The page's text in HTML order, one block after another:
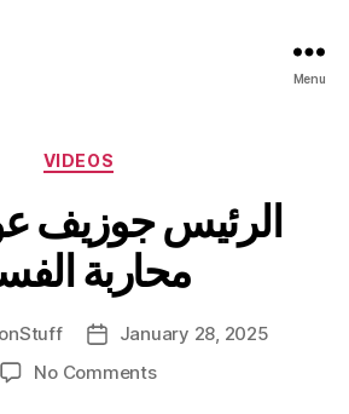
Menu
Categories
VIDEOS
الرئيس جوزيف
محاربة
PostJanuary 28, 2025
No Commentson